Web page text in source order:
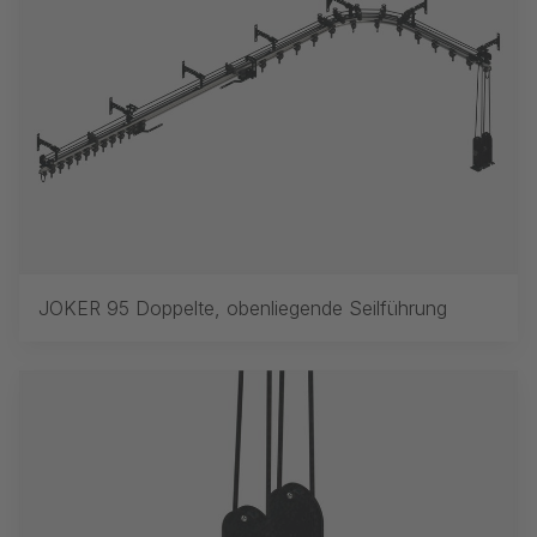
JOKER 95 Doppelte, obenliegende Seilführung